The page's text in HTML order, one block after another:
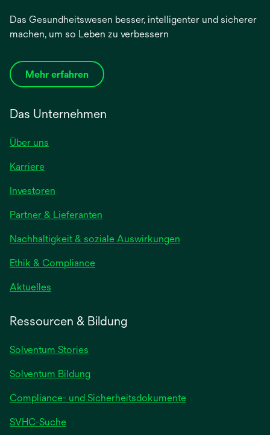
Das Gesundheitswesen besser, intelligenter und sicherer
machen, um so Leben zu verbessern
Mehr erfahren
Das Unternehmen
Über uns
Karriere
Investoren
Partner & Lieferanten
Nachhaltigkeit & soziale Auswirkungen
Ethik & Compliance
Aktuelles
Ressourcen & Bildung
Solventum Stories
Solventum Bildung
Compliance- und Sicherheitsdokumente
SVHC-Suche